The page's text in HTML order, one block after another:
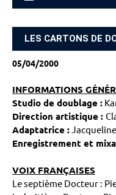
LES CARTONS DE
05/04/2000
INFORMATIONS
Studio de doublage :
Direction artistique :
Adaptatrice :
Enregistrement et
VOIX FRANÇAISES
Le septième Docteur :